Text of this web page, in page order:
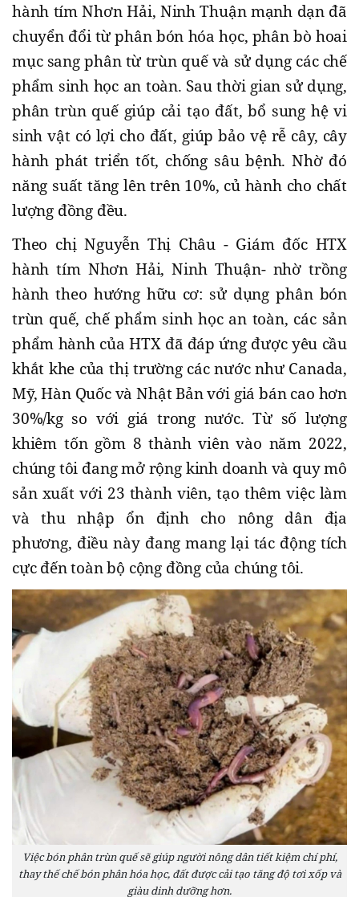
hành tím Nhơn Hải, Ninh Thuận mạnh dạn đã
chuyển đổi từ phân bón hóa học, phân bò hoai
mục sang phân từ trùn quế và sử dụng các chế
phẩm sinh học an toàn. Sau thời gian sử dụng,
phân trùn quế giúp cải tạo đất, bổ sung hệ vi
sinh vật có lợi cho đất, giúp bảo vệ rễ cây, cây
hành phát triển tốt, chống sâu bệnh. Nhờ đó
năng suất tăng lên trên 10%, củ hành cho chất
lượng đồng đều.
Theo chị Nguyễn Thị Châu - Giám đốc HTX
hành tím Nhơn Hải, Ninh Thuận- nhờ trồng
hành theo hướng hữu cơ: sử dụng phân bón
trùn quế, chế phẩm sinh học an toàn, các sản
phẩm hành của HTX đã đáp ứng được yêu cầu
khắt khe của thị trường các nước như Canada,
Mỹ, Hàn Quốc và Nhật Bản với giá bán cao hơn
30%/kg so với giá trong nước. Từ số lượng
khiêm tốn gồm 8 thành viên vào năm 2022,
chúng tôi đang mở rộng kinh doanh và quy mô
sản xuất với 23 thành viên, tạo thêm việc làm
và thu nhập ổn định cho nông dân địa
phương, điều này đang mang lại tác động tích
cực đến toàn bộ cộng đồng của chúng tôi.
Việc bón phân trùn quế sẽ giúp người nông dân tiết kiệm chí phí,
thay thế chế bón phân hóa học, đất được cải tạo tăng độ tơi xốp và
giàu dinh dưỡng hơn.